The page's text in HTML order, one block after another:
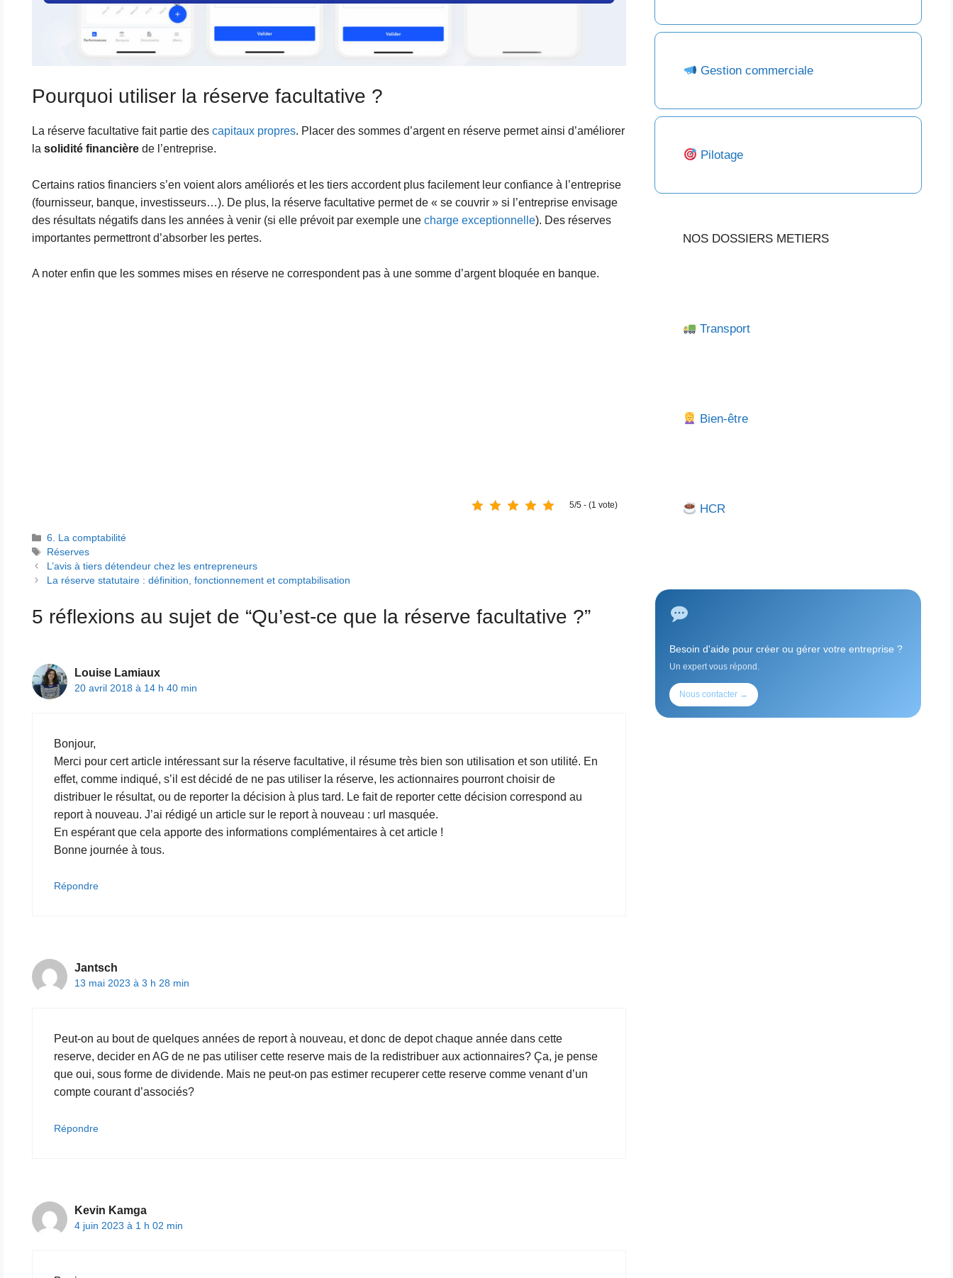
Pourquoi utiliser la réserve facultative ?
La réserve facultative fait partie des capitaux propres. Placer des sommes d’argent en réserve permet ainsi d’améliorer
la solidité financièrede l’entreprise.
Certains ratios financiers s’en voient alors améliorés et les tiers accordent plus facilement leur confiance à l’entreprise
(fournisseur, banque, investisseurs…). De plus, la réserve facultative permet de « se couvrir » si l’entreprise envisage
des résultats négatifs dans les années à venir (si elle prévoit par exemple une charge exceptionnelle). Des réserves
importantes permettront d’absorber les pertes.
A noter enfin que les sommes mises en réserve ne correspondent pas à une somme d’argent bloquée en banque.
5/5 - (1 vote)
Catégories
6. La comptabilité
Étiquettes
Réserves
L’avis à tiers détendeur chez les entrepreneurs
La réserve statutaire : définition, fonctionnement et comptabilisation
5 réflexions au sujet de “Qu’est-ce que la réserve facultative ?”
Louise Lamiaux
20 avril 2018 à 14 h 40 min
Bonjour,
Merci pour cert article intéressant sur la réserve facultative, il résume très bien son utilisation et son utilité. En
effet, comme indiqué, s’il est décidé de ne pas utiliser la réserve, les actionnaires pourront choisir de
distribuer le résultat, ou de reporter la décision à plus tard. Le fait de reporter cette décision correspond au
report à nouveau. J’ai rédigé un article sur le report à nouveau : url masquée.
En espérant que cela apporte des informations complémentaires à cet article !
Bonne journée à tous.
Répondre
Jantsch
13 mai 2023 à 3 h 28 min
Peut-on au bout de quelques années de report à nouveau, et donc de depot chaque année dans cette
reserve, decider en AG de ne pas utiliser cette reserve mais de la redistribuer aux actionnaires? Ça, je pense
que oui, sous forme de dividende. Mais ne peut-on pas estimer recuperer cette reserve comme venant d’un
compte courant d’associés?
Répondre
Kevin Kamga
4 juin 2023 à 1 h 02 min
Gestion commerciale
Pilotage
NOS DOSSIERS METIERS
Transport
Bien-être
HCR
Besoin d'aide pour créer ou gérer votre entreprise ?
Un expert vous répond.
Nous contacter →